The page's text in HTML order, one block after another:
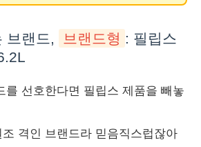
브랜드, 브랜드형 : 필립스
를 선호한다면 필립스 제품을 빼놓
격인 브랜드라 믿음직스럽잖아